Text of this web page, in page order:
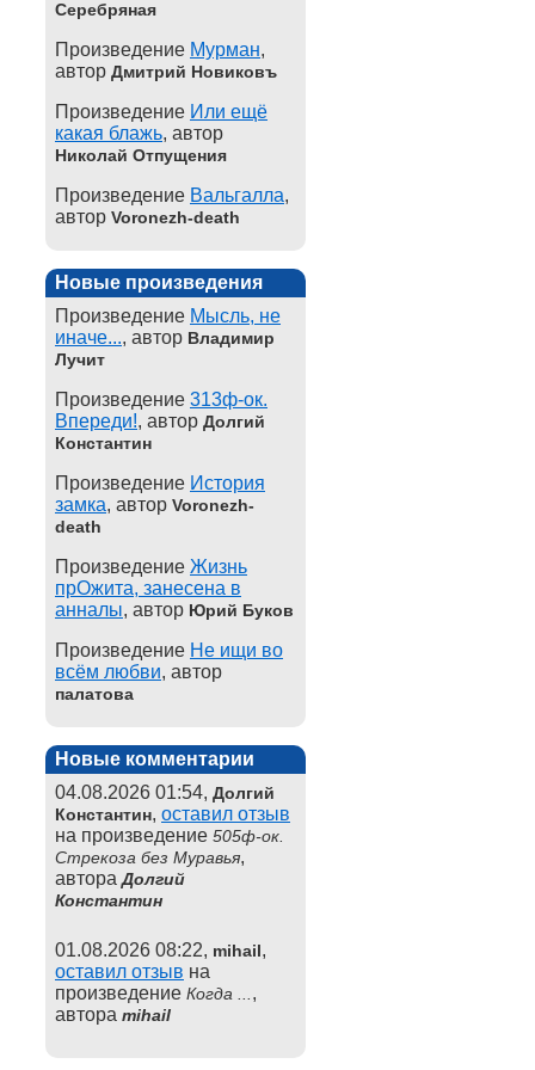
Серебряная
Произведение Мурман,
автор Дмитрий Новиковъ
Произведение Или ещё
какая блажь, автор
Николай Отпущения
Произведение Вальгалла,
автор Voronezh-death
Новые произведения
Произведение Мысль, не
иначе..., автор Владимир
Лучит
Произведение 313ф-ок.
Впереди!, автор Долгий
Константин
Произведение История
замка, автор Voronezh-
death
Произведение Жизнь
прОжита, занесена в
анналы, автор Юрий Буков
Произведение Не ищи во
всём любви, автор
палатова
Новые комментарии
04.08.2026 01:54, Долгий
Константин, оставил отзыв
на произведение 505ф-ок.
Стрекоза без Муравья,
автораДолгий
Константин
01.08.2026 08:22, mihail,
оставил отзыв на
произведение Когда ... ,
автора mihail